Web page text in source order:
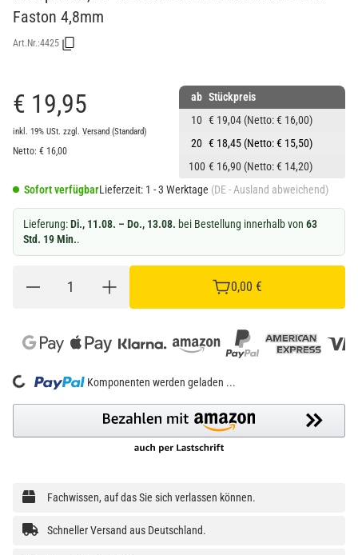
Faston 4,8mm
Art.Nr.:4425
€ 19,95
inkl. 19% USt. zzgl. Versand (Standard)
Netto: € 16,00
ab Stückpreis
10 € 19,04 (Netto: € 16,00)
20 € 18,45 (Netto: € 15,50)
100 € 16,90 (Netto: € 14,20)
Sofort verfügbarLieferzeit: 1 - 3 Werktage (DE - Ausland abweichend)
Lieferung:Di., 11.08. – Do., 13.08. bei Bestellung innerhalb von 63
Std. 19 Min..
0,00 €
Loading... Komponenten werden geladen ...
Fachwissen, auf das Sie sich verlassen können.
Schneller Versand aus Deutschland.